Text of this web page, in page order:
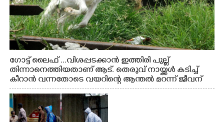
ഗോട്ട് ലൈഫ് ...വിശപ്പടക്കാൻ ഇത്തിരി പുല്ല്
തിന്നാനെത്തിയതാണ് ആട്. തെരുവ് നായ്ക്കൾ കടിച്ച്
കീറാൻ വന്നതോടെ വയറിന്റെ ആന്തൽ മറന്ന് ജീവന്
വേണ്ടിയായി ഓട്ടം. എറണാകുളം വാത്തുരുത്തിയിൽ
നിന്നുള്ള കാഴ്ച